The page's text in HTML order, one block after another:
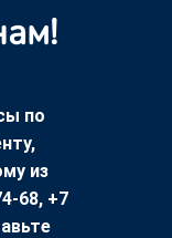
по
из
68, +7